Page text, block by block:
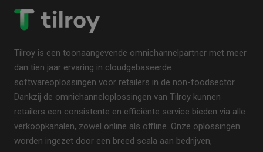
Tilroy is een toonaangevende omnichannelpartner met meer
dan tien jaar ervaring in cloudgebaseerde
softwareoplossingen voor retailers in de non-foodsector.
Dankzij de omnichanneloplossingen van Tilroy kunnen
retailers een consistente en efficiënte service bieden via alle
verkoopkanalen, zowel online als offline. Onze oplossingen
worden ingezet door een breed scala aan bedrijven,